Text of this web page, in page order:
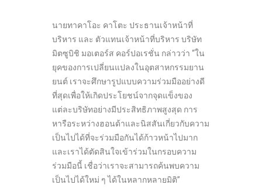
นายทาคาโอะ คาโตะ ประธานเจ้าหน้าที่
บริหาร และ ตัวแทนเจ้าหน้าที่บริหาร บริษัท
มิตซูบิชิ มอเตอร์ส คอร์ปอเรชั่น กล่าวว่า “ใน
ยุคของการเปลี่ยนแปลงในอุตสาหกรรมยาน
ยนต์ เราจะศึกษารูปแบบความร่วมมืออย่างดี
ที่สุดเพื่อให้เกิดประโยชน์จากจุดแข็งของ
แต่ละบริษัทอย่างมีประสิทธิภาพสูงสุด การ
หารือระหว่างฮอนด้าและนิสสันเกี่ยวกับความ
เป็นไปได้ที่จะร่วมมือกันได้ก้าวหน้าไปมาก
และเราได้ตัดสินใจเข้าร่วมในกรอบความ
ร่วมมือนี้ เชื่อว่าเราจะสามารถค้นพบความ
เป็นไปได้ใหม่ ๆ ได้ในหลากหลายมิติ”